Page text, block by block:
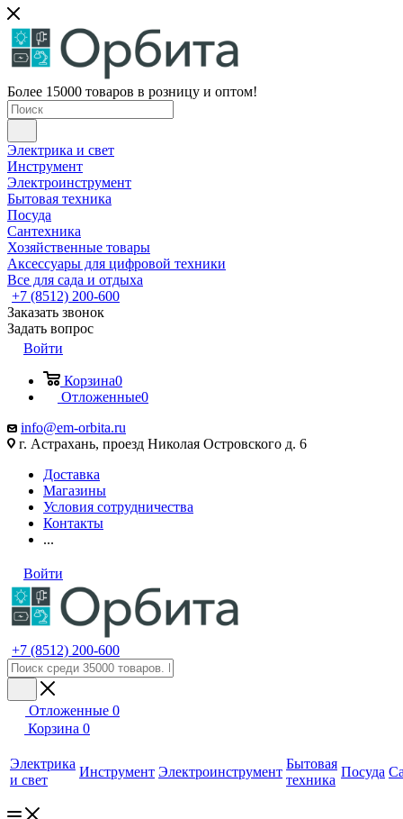
Более 15000 товаров в розницу и оптом!
Электрика и свет
Инструмент
Электроинструмент
Бытовая техника
Посуда
Сантехника
Хозяйственные товары
Аксессуары для цифровой техники
Все для сада и отдыха
+7 (8512) 200-600
Заказать звонок
Задать вопрос
Войти
Корзина0
Отложенные0
info@em-orbita.ru
г. Астрахань, проезд Николая Островского д. 6
Доставка
Магазины
Условия сотрудничества
Контакты
...
Войти
+7 (8512) 200-600
Отложенные 0
Корзина 0
Электрика
и свет
Инструмент Электроинструмент
Бытовая
техника
Посуда